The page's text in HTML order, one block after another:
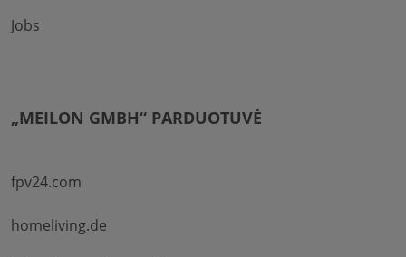
Jobs
„MEILON GMBH“ PARDUOTUVĖ
fpv24.com
homeliving.de